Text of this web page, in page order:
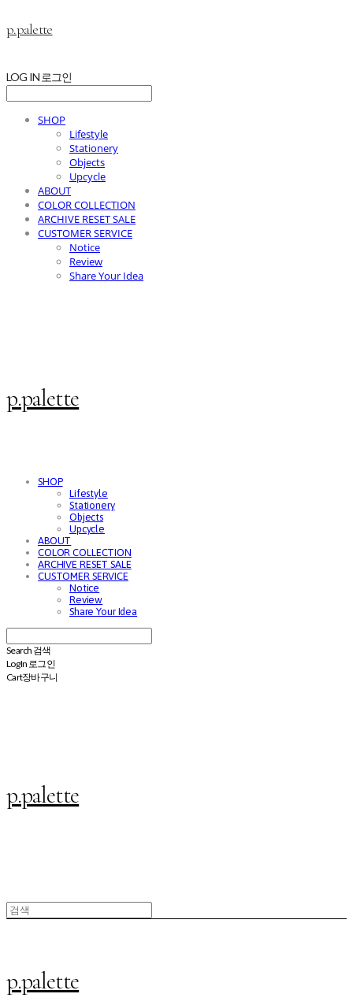
p.palette
LOG IN 로그인
SHOP
Lifestyle
Stationery
Objects
Upcycle
ABOUT
COLOR COLLECTION
ARCHIVE RESET SALE
CUSTOMER SERVICE
Notice
Review
Share Your Idea
p.palette
SHOP
Lifestyle
Stationery
Objects
Upcycle
ABOUT
COLOR COLLECTION
ARCHIVE RESET SALE
CUSTOMER SERVICE
Notice
Review
Share Your Idea
Search 검색
Log In 로그인
Cart장바구니
p.palette
p.palette